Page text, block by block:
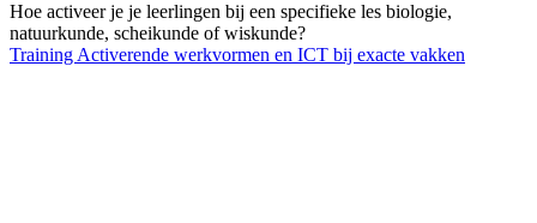
Hoe activeer je je leerlingen bij een specifieke les biologie,
natuurkunde, scheikunde of wiskunde?
Training Activerende werkvormen en ICT bij exacte vakken